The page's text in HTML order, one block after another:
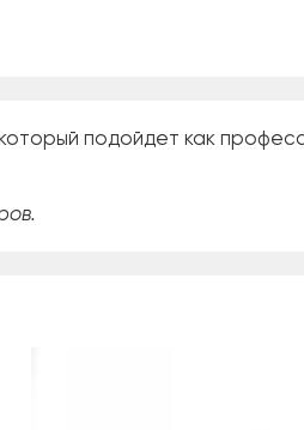
подойдет как